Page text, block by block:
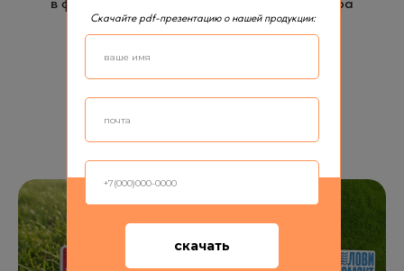
РАССЧИТАТЬ СТОИМОСТЬ
ПОЛУЧИТЬ КОНСУЛЬТАЦИЮ
Скачайте pdf-презентацию о нашей продукции:
скачать